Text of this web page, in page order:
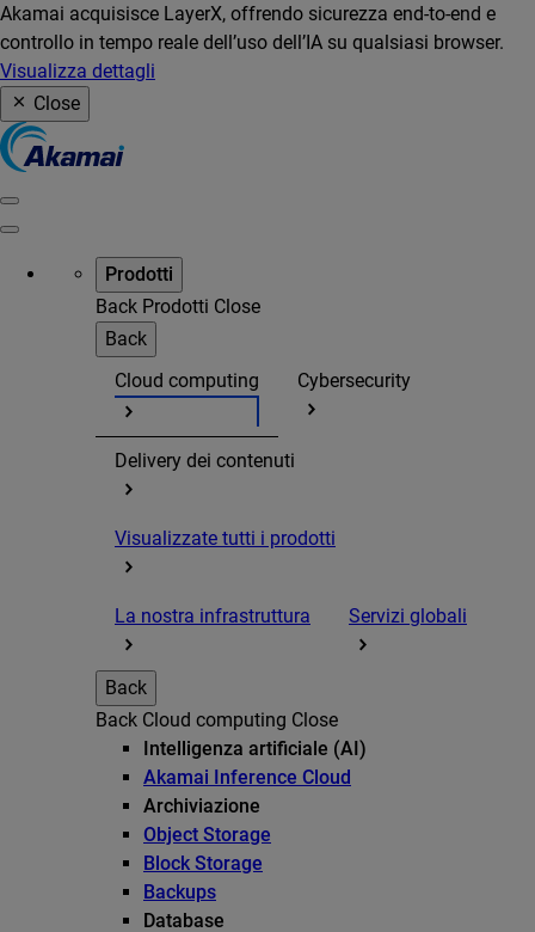
Akamai acquisisce LayerX, offrendo sicurezza end-to-end e
controllo in tempo reale dell’uso dell’IA su qualsiasi browser.
Visualizza dettagli
Close
Prodotti
Back Prodotti Close
Back
Cloud computing
Cybersecurity
Delivery dei contenuti
Visualizzate tutti i prodotti
La nostra infrastruttura Servizi globali
Back
Back Cloud computing Close
Intelligenza artificiale (AI)
Akamai Inference Cloud
Archiviazione
Object Storage
Block Storage
Backups
Database